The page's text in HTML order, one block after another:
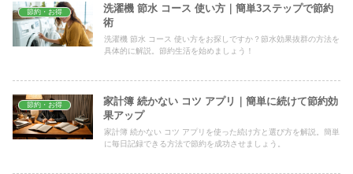
節約・お得
洗濯機 節水 コース 使い方｜簡単3ステップで節約
術
洗濯機 節水 コース 使い方をお探しですか？節水効果抜群の方法を
具体的に解説。節約生活を始めましょう！
節約・お得
家計簿 続かない コツ アプリ｜簡単に続けて節約効
果アップ
家計簿 続かない コツ アプリを使った続け方と選び方を解説。簡単
に毎日記録できる方法で節約を成功させましょう。